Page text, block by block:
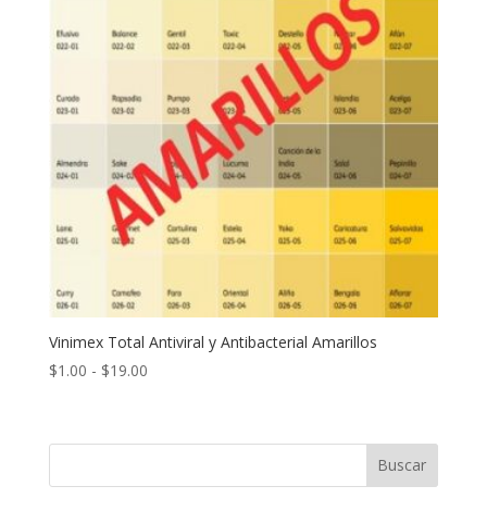
Vinimex Total Antiviral y Antibacterial Amarillos
$1.00 - $19.00Rango
desde
Buscar